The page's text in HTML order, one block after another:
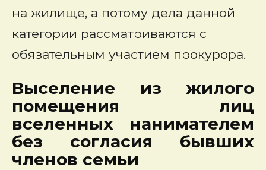
на жилище, а потому дела данной
категории рассматриваются с
обязательным участием прокурора.
Выселение из жилого
помещения лиц
вселенных нанимателем
без согласия бывших
членов семьи